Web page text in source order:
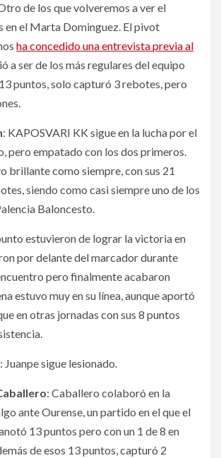
de los que volveremos a ver el
en el Marta Dominguez. El pivot
ha concedido una entrevista previa al
a ser de los más regulares del equipo
puntos, solo capturó 3 rebotes, pero
: KAPOSVARI KK sigue en la lucha por el
pero empatado con los dos primeros.
brillante como siempre, con sus 21
siendo como casi siempre uno de los
Baloncesto.
estuvieron de lograr la victoria en
por delante del marcador durante
pero finalmente acabaron
estuvo muy en su línea, aunque aportó
en otras jornadas con sus 8 puntos
: Juanpe sigue lesionado.
: Caballero colaboró en la
ante Ourense, un partido en el que el
13 puntos pero con un 1 de 8 en
de esos 13 puntos, capturó 2